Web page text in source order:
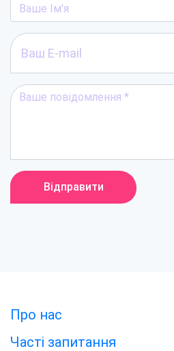
Відправити
Про нас
Часті запитання